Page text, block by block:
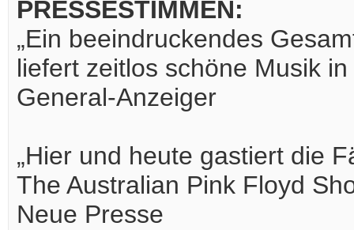
PRESSESTIMMEN:
„Ein beeindruckendes
liefert zeitlos schöne Musik
General-Anzeiger
„Hier und heute gastiert die
The Australian Pink Floyd
Neue Presse